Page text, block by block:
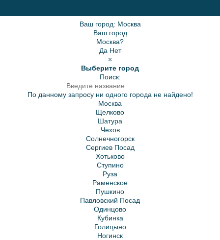
Ваш город: Москва
Ваш город
Москва?
Да Нет
×
Выберите город
Поиск:
По данному запросу ни одного города не найдено!
Москва
Щелково
Шатура
Чехов
Солнечногорск
Сергиев Посад
Хотьково
Ступино
Руза
Раменское
Пушкино
Павловский Посад
Одинцово
Кубинка
Голицыно
Ногинск